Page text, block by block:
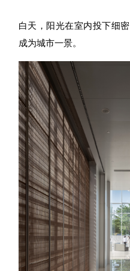
白天，阳光在室内投下细密
成为城市一景。